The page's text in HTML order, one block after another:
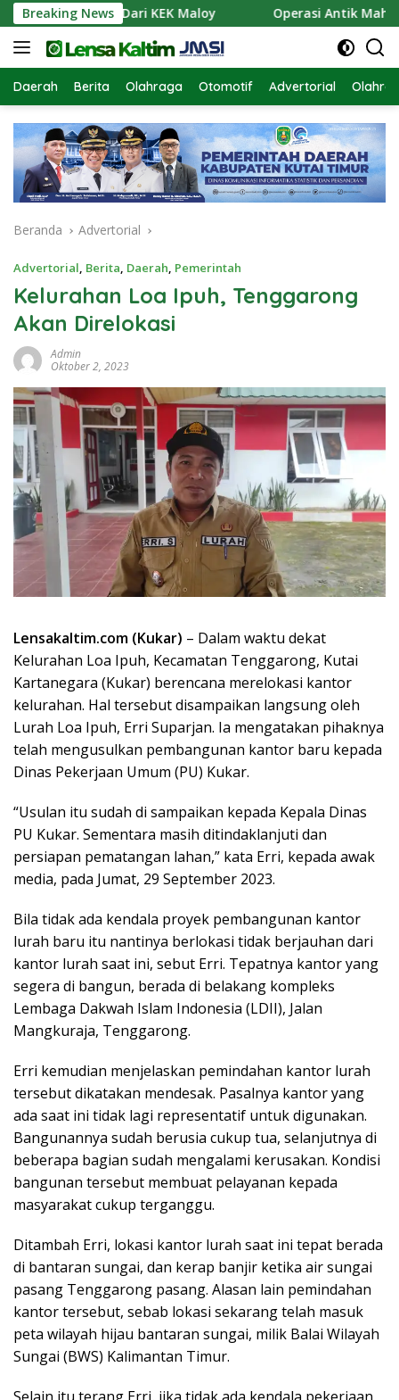
Langsung
ke
konten
Breaking News
Air Dari KEK Maloy Operasi Antik Mahakam
Daerah Berita Olahraga Otomotif Advertorial
Beranda Advertorial
Advertorial, Berita, Daerah, Pemerintah
Kelurahan Loa Ipuh, Tenggarong
Akan Direlokasi
Admin
Oktober 2, 2023
Lensakaltim.com (Kukar) – Dalam waktu dekat
Kelurahan Loa Ipuh, Kecamatan Tenggarong, Kutai
Kartanegara (Kukar) berencana merelokasi kantor
kelurahan. Hal tersebut disampaikan langsung oleh
Lurah Loa Ipuh, Erri Suparjan. Ia mengatakan pihaknya
telah mengusulkan pembangunan kantor baru kepada
Dinas Pekerjaan Umum (PU) Kukar.
“Usulan itu sudah di sampaikan kepada Kepala Dinas
PU Kukar. Sementara masih ditindaklanjuti dan
persiapan pematangan lahan,” kata Erri, kepada awak
media, pada Jumat, 29 September 2023.
Bila tidak ada kendala proyek pembangunan kantor
lurah baru itu nantinya berlokasi tidak berjauhan dari
kantor lurah saat ini, sebut Erri. Tepatnya kantor yang
segera di bangun, berada di belakang kompleks
Lembaga Dakwah Islam Indonesia (LDII), Jalan
Mangkuraja, Tenggarong.
Erri kemudian menjelaskan pemindahan kantor lurah
tersebut dikatakan mendesak. Pasalnya kantor yang
ada saat ini tidak lagi representatif untuk digunakan.
Bangunannya sudah berusia cukup tua, selanjutnya di
beberapa bagian sudah mengalami kerusakan. Kondisi
bangunan tersebut membuat pelayanan kepada
masyarakat cukup terganggu.
Ditambah Erri, lokasi kantor lurah saat ini tepat berada
di bantaran sungai, dan kerap banjir ketika air sungai
pasang Tenggarong pasang. Alasan lain pemindahan
kantor tersebut, sebab lokasi sekarang telah masuk
peta wilayah hijau bantaran sungai, milik Balai Wilayah
Sungai (BWS) Kalimantan Timur.